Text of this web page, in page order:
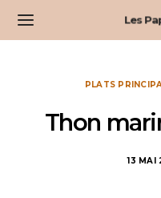
Les
PLATS
Thon
13 MAI